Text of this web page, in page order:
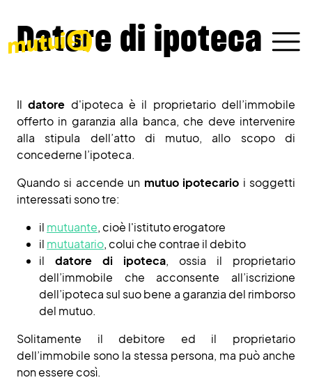
Datore di ipoteca
Ildatore d'ipoteca è il proprietario dell’immobile
offerto in garanzia alla banca, che deve intervenire
alla stipula dell’atto di mutuo, allo scopo di
concederne l’ipoteca.
Quando si accende un mutuo ipotecario i soggetti
interessati sono tre:
il mutuante, cioè l'istituto erogatore
il mutuatario, colui che contrae il debito
il datore di ipoteca, ossia il proprietario
dell’immobile che acconsente all’iscrizione
dell’ipoteca sul suo bene a garanzia del rimborso
del mutuo.
Solitamente il debitore ed il proprietario
dell’immobile sono la stessa persona, ma può anche
non essere così.